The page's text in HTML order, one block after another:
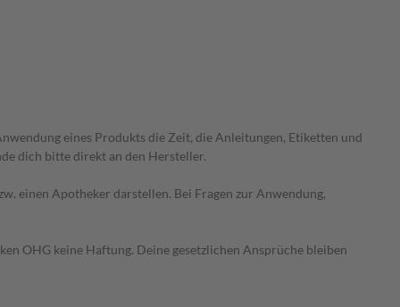
eines Produkts die Zeit, die Anleitungen, Etiketten und
dich bitte direkt an den Hersteller.
einen Apotheker darstellen. Bei Fragen zur Anwendung,
OHG keine Haftung. Deine gesetzlichen Ansprüche bleiben